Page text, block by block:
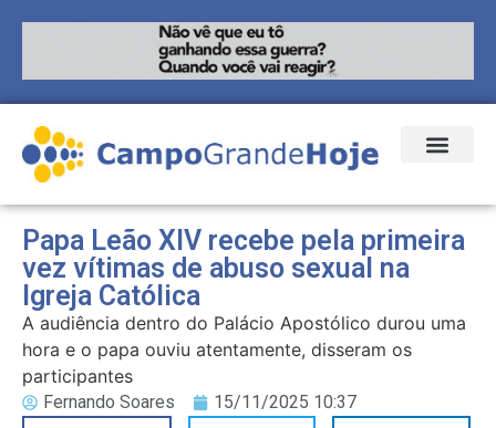
Papa Leão XIV recebe pela primeira
vez vítimas de abuso sexual na
Igreja Católica
A audiência dentro do Palácio Apostólico durou uma
hora e o papa ouviu atentamente, disseram os
participantes
Fernando Soares
15/11/2025 10:37